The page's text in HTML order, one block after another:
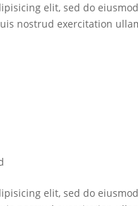
elit, sed do
nostrud exercitation
elit, sed do